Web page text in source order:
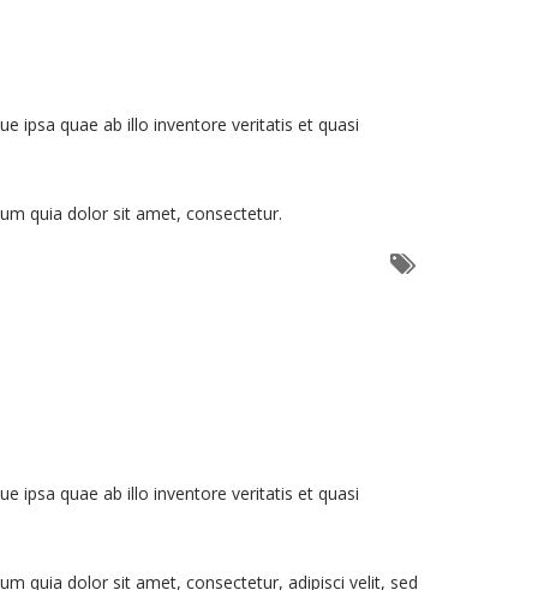
ipsa quae ab illo inventore veritatis et quasi
quia dolor sit amet, consectetur.
ipsa quae ab illo inventore veritatis et quasi
quia dolor sit amet, consectetur, adipisci velit, sed